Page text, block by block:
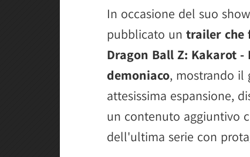
In occasione del suo
pubblicato un trailer che
Dragon Ball Z: Kakarot -
demoniaco, mostrando il
attesissima espansione,
un contenuto aggiuntivo
dell'ultima serie con